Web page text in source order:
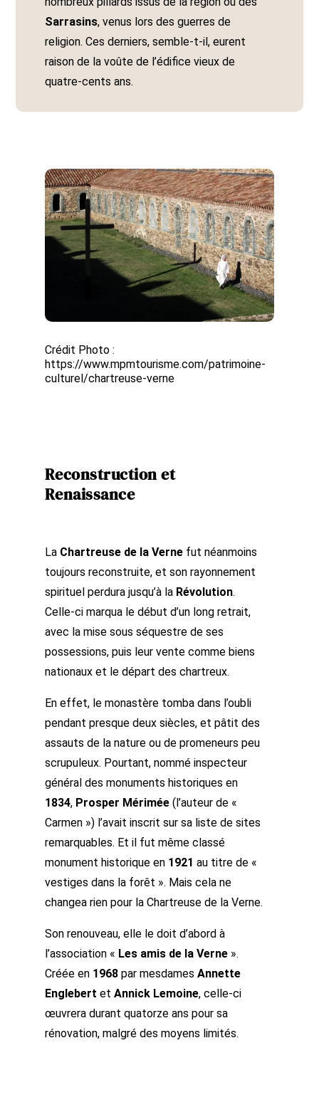
Sarrasins, venus lors des guerres de
religion. Ces derniers, semble-t-il, eurent
raison de la voûte de l’édifice vieux de
quatre-cents ans.
Crédit Photo :
https://www.mpmtourisme.com/patrimoine-
culturel/chartreuse-verne
Reconstruction et
Renaissance
La Chartreuse de la Vernefut néanmoins
toujours reconstruite, et son rayonnement
spirituel perdura jusqu’à la Révolution.
Celle-ci marqua le début d’un long retrait,
avec la mise sous séquestre de ses
possessions, puis leur vente comme biens
nationaux et le départ des chartreux.
En effet, le monastère tomba dans l’oubli
pendant presque deux siècles, et pâtit des
assauts de la nature ou de promeneurs peu
scrupuleux. Pourtant, nommé inspecteur
général des monuments historiques en
1834, Prosper Mérimée(l’auteur de «
Carmen ») l’avait inscrit sur sa liste de sites
remarquables. Et il fut même classé
monument historique en 1921 au titre de «
vestiges dans la forêt ». Mais cela ne
changea rien pour la Chartreuse de la Verne.
Son renouveau, elle le doit d’abord à
l’association « Les amis de la Verne».
Créée en 1968par mesdames Annette
Englebert et Annick Lemoine, celle-ci
œuvrera durant quatorze ans pour sa
rénovation, malgré des moyens limités.